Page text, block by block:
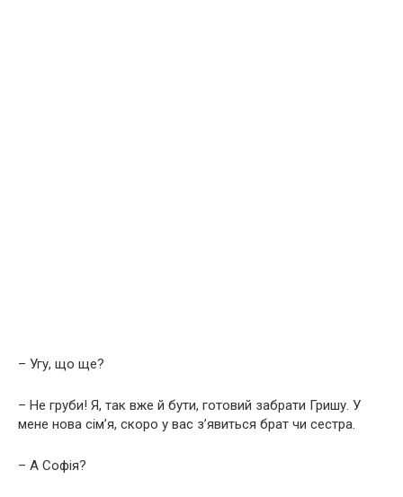
– Угу, що ще?
– Не груби! Я, так вже й бути, готовий забрати Гришу. У
мене нова сім’я, скоро у вас з’явиться брат чи сестра.
– А Софія?